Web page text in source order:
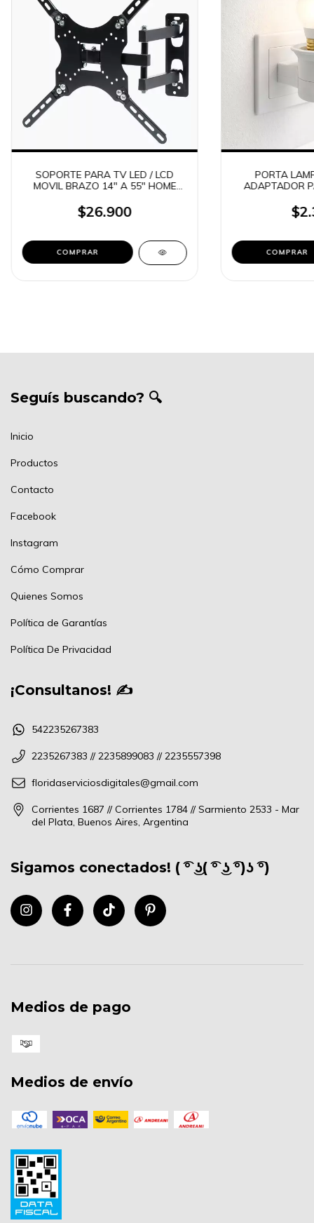
SOPORTE PARA TV LED / LCD
MOVIL BRAZO 14" A 55" HOME
TV-117-2 (1172)
$26.900
PORTA
ADAPTADOR
Seguís buscando? 🔍
Inicio
Productos
Contacto
Facebook
Instagram
Cómo Comprar
Quienes Somos
Política de Garantías
Política De Privacidad
¡Consultanos! ✍
542235267383
2235267383 // 2235899083 // 2235557398
floridaserviciosdigitales@gmail.com
Corrientes 1687 // Corrientes 1784 // Sarmiento 2533 - Mar
del Plata, Buenos Aires, Argentina
Sigamos conectados! ( ͡° ͜ʖ( ͡° ͜ʖ ͡°)ʖ ͡°)
Medios de pago
Medios de envío